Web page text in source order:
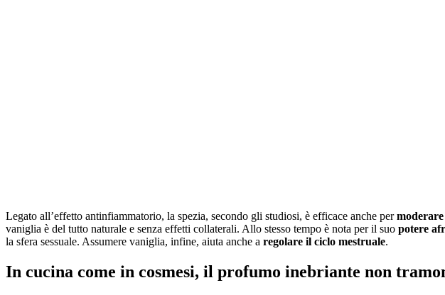
Legato all’effetto antinfiammatorio, la spezia, secondo gli studiosi, è efficace anche permoderare
vaniglia è del tutto naturale e senza effetti collaterali. Allo stesso tempo è nota per il suo potere
la sfera sessuale. Assumere vaniglia, infine, aiuta anche a regolare il ciclo mestruale.
In cucina come in cosmesi, il profumo inebriante non